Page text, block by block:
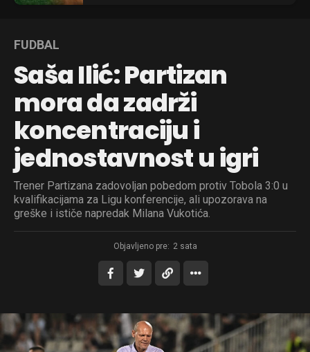
FUDBAL
Saša Ilić: Partizan
mora da zadrži
koncentraciju i
jednostavnost u igri
Trener Partizana zadovoljan pobedom protiv Tobola 3:0 u
kvalifikacijama za Ligu konferencije, ali upozorava na
greške i ističe napredak Milana Vukotića.
Objavljeno pre: 2 sata